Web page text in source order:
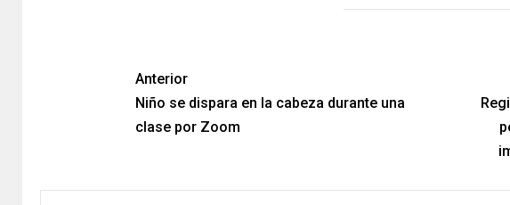
Anterior
Niño se dispara en la cabeza durante una
clase por Zoom